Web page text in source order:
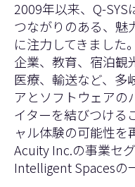
2009年以来、Q-SYS
つながりのある、魅
に注力してきました
企業、教育、宿泊観
医療、輸送など、多
アとソフトウェアの
イターを結びつける
ャル体験の可能性を
Acuity Inc.の事業セ
Intelligent Spacesの